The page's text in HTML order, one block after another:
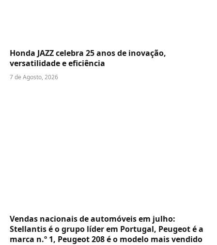
Honda JAZZ celebra 25 anos de inovação,
versatilidade e eficiência
7 de Agosto, 2026
Vendas nacionais de automóveis em julho:
Stellantis é o grupo líder em Portugal, Peugeot é a
marca n.º 1, Peugeot 208 é o modelo mais vendido